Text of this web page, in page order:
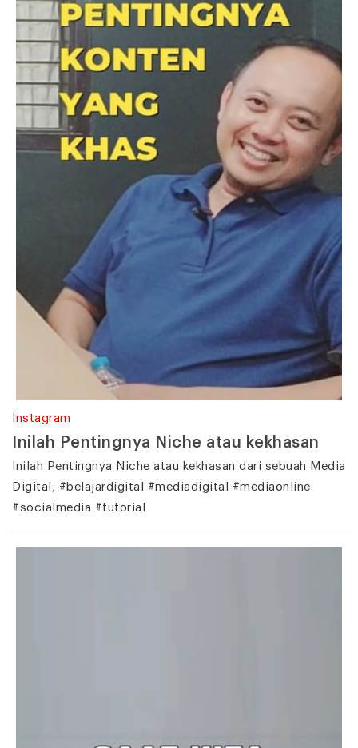
Instagram
Inilah Pentingnya Niche atau kekhasan
Inilah Pentingnya Niche atau kekhasan dari sebuah Media
Digital, #belajardigital #mediadigital #mediaonline
#socialmedia #tutorial